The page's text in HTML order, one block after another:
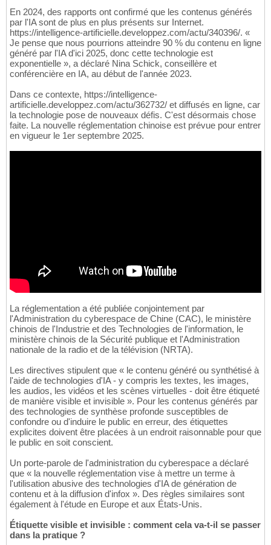
En 2024, des rapports ont confirmé que les contenus générés
par l'IA sont de plus en plus présents sur Internet.
https://intelligence-artificielle.developpez.com/actu/340396/. «
Je pense que nous pourrions atteindre 90 % du contenu en ligne
généré par l'IA d'ici 2025, donc cette technologie est
exponentielle », a déclaré Nina Schick, conseillère et
conférencière en IA, au début de l'année 2023.
Dans ce contexte, https://intelligence-
artificielle.developpez.com/actu/362732/ et diffusés en ligne, car
la technologie pose de nouveaux défis. C'est désormais chose
faite. La nouvelle réglementation chinoise est prévue pour entrer
en vigueur le 1er septembre 2025.
La réglementation a été publiée conjointement par
l'Administration du cyberespace de Chine (CAC), le ministère
chinois de l'Industrie et des Technologies de l'information, le
ministère chinois de la Sécurité publique et l'Administration
nationale de la radio et de la télévision (NRTA).
Les directives stipulent que « le contenu généré ou synthétisé à
l'aide de technologies d'IA - y compris les textes, les images,
les audios, les vidéos et les scènes virtuelles - doit être étiqueté
de manière visible et invisible ». Pour les contenus générés par
des technologies de synthèse profonde susceptibles de
confondre ou d'induire le public en erreur, des étiquettes
explicites doivent être placées à un endroit raisonnable pour que
le public en soit conscient.
Un porte-parole de l'administration du cyberespace a déclaré
que « la nouvelle réglementation vise à mettre un terme à
l'utilisation abusive des technologies d'IA de génération de
contenu et à la diffusion d'infox ». Des règles similaires sont
également à l'étude en Europe et aux États-Unis.
Étiquette visible et invisible : comment cela va-t-il se passer
dans la pratique ?